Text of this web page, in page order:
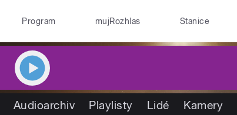
Program mujRozhlas Stanice
Audioarchiv Playlisty Lidé Kamery